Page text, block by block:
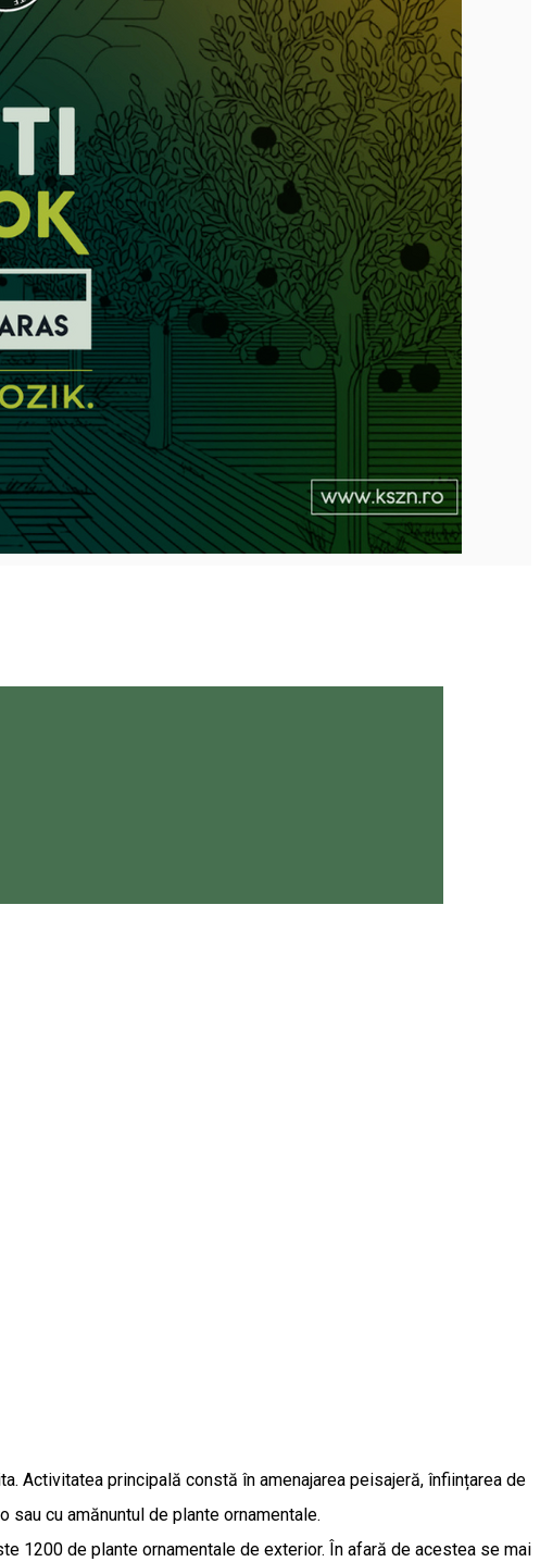
Activitatea principală constă în amenajarea peisajeră, înființarea de
cu amănuntul de plante ornamentale.
1200 de plante ornamentale de exterior. În afară de acestea se mai